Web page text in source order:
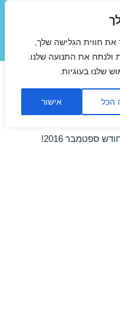
חווית הגלישה שלך,
ולנתח את התנועה שלנו.
שלנו בעוגיות.
הכל אישור
תפריטים
ווידג'טים
בספטמבר
ספטמבר 2016!